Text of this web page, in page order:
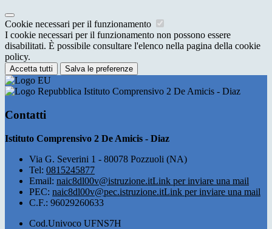
Cookie necessari per il funzionamento
I cookie necessari per il funzionamento non possono essere
disabilitati. È possibile consultare l'elenco nella pagina della cookie
policy.
Accetta tutti Salva le preferenze
Istituto Comprensivo 2 De Amicis - Diaz
Contatti
Istituto Comprensivo 2 De Amicis - Diaz
Via G. Severini 1 - 80078 Pozzuoli (NA)
Tel: 0815245877
Email: naic8dl00v@istruzione.itLink per inviare una mail
PEC: naic8dl00v@pec.istruzione.itLink per inviare una mail
C.F.: 96029260633
Cod.Univoco UFNS7H